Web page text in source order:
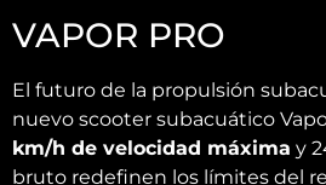
VAPOR PRO
El futuro de la propulsión
nuevo scooter subacuático
km/h de velocidad máxima y
bruto redefinen los límites del